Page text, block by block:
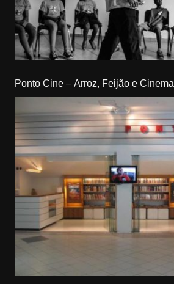
Ponto Cine – Arroz, Feijão e Cinema